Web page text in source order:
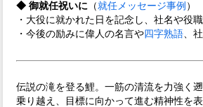
◆ 御就任祝いに （就任メッセージ事例 ）
・大役に就かれた日を記念し、社名や役
・今後の励みに偉人の名言や四字熟語、
伝説の滝を登る鯉。一筋の清流を力強く
乗り越え、目標に向かって進む精神性を